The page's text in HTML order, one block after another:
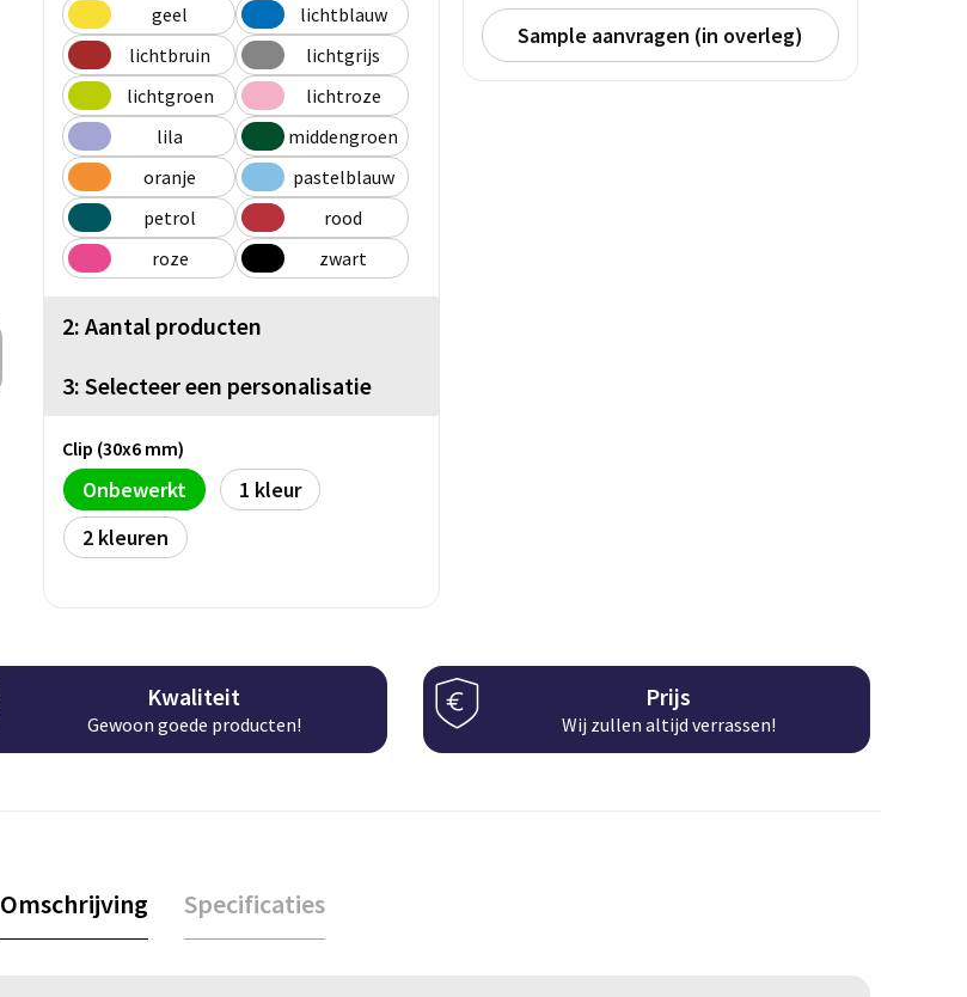
geel
lichtblauw
lichtbruin
lichtgrijs
lichtgroen
lichtroze
lila
middengroen
oranje
pastelblauw
petrol
rood
roze
zwart
2: Aantal producten
3: Selecteer een personalisatie
Clip (30x6 mm)
Onbewerkt
1
2
Sample aanvragen (in overleg)
Kwaliteit
Gewoon goede producten!
Prijs
Wij zullen altijd verrassen!
Omschrijving Specificaties